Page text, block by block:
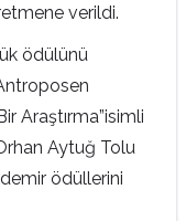
verildi.
ödülünü
Araştırma”isimli
Aytuğ Tolu
ödüllerini